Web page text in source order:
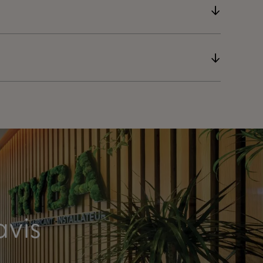
Notre porte-
fenêtre PVC est
dotée d'une
fixation directe
des paumelles
dans les
armatures en